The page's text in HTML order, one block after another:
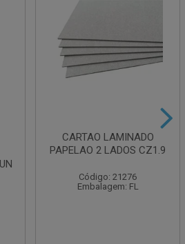
CARTAO LAMINADO
PAPELAO 2 LADOS CZ1.9
Código: 21276
Embalagem: FL